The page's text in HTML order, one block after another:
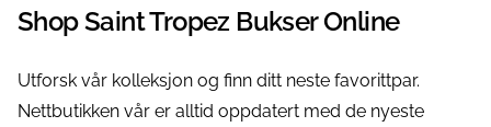
Shop Saint Tropez Bukser Online
Utforsk vår kolleksjon og finn ditt neste favorittpar.
Nettbutikken vår er alltid oppdatert med de nyeste